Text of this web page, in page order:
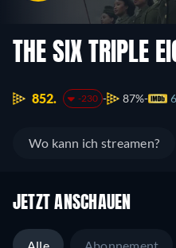
THE SIX TRIPLE
852. -230 87%
Wo kann ich streamen?
JETZT ANSCHAUEN